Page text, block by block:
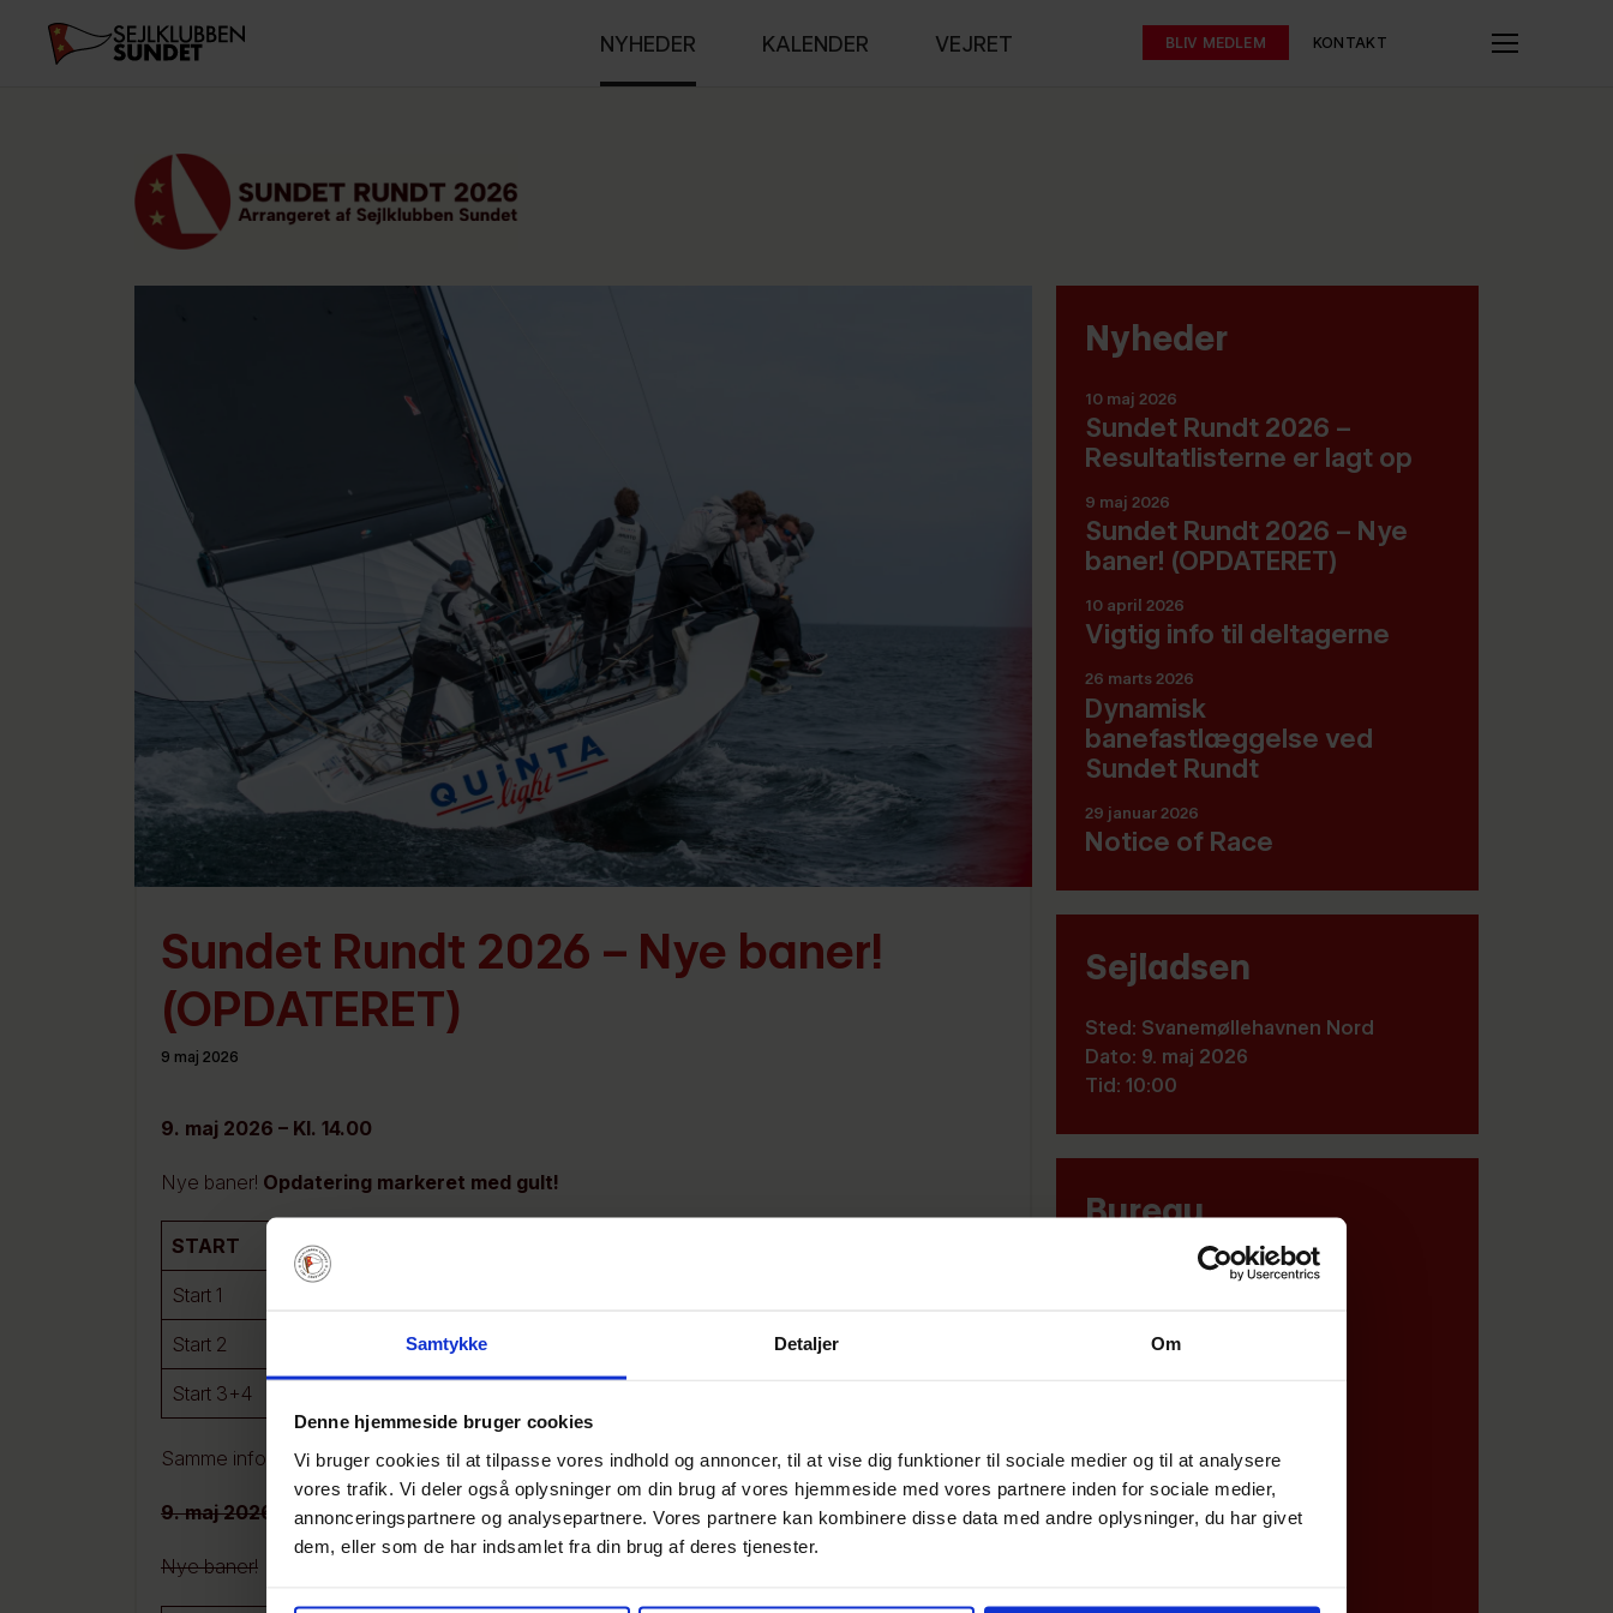
Samtykke Detaljer Om
Denne hjemmeside bruger cookies
Vi bruger cookies til at tilpasse vores indhold og annoncer, til at vise dig funktioner til sociale medier og til at analysere
vores trafik. Vi deler også oplysninger om din brug af vores hjemmeside med vores partnere inden for sociale medier,
annonceringspartnere og analysepartnere. Vores partnere kan kombinere disse data med andre oplysninger, du har givet
dem, eller som de har indsamlet fra din brug af deres tjenester.
NYHEDER KALENDER VEJRET BLIV MEDLEM KONTAKT
Sundet Rundt 2026 – Nye baner!
(OPDATERET)
9 maj 2026
9. maj 2026 – Kl. 14.00
Nye baner! Opdatering markeret med gult!
START
Start 1
Start 2 TOP – D -T – AB(mål) 15:45
Start 3+4
Samme information kan også findes påOpslagstavlen.
9. maj 2026 – Kl. 13.00
Nye baner!
Nyheder
10 maj 2026
Sundet Rundt 2026 –
Resultatlisterne er lagt op
9 maj 2026
Sundet Rundt 2026 – Nye
baner! (OPDATERET)
10 april 2026
Vigtig info til deltagerne
26 marts 2026
Dynamisk
banefastlæggelse ved
Sundet Rundt
29 januar 2026
Notice of Race
Sejladsen
Sted: Svanemøllehavnen Nord
Dato: 9. maj 2026
Tid: 10:00
Bureau
Resultatliste
Startliste
Indbydelse/NoR
Opslagstavlen
Baner
Mandskabsliste